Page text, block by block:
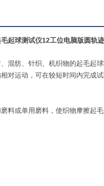
起球测试仪12工位电脑版圆轨
混纺、针织、机织物的起毛起
对运动，可在较短时间内完成试
料或单用磨料，使织物摩擦起